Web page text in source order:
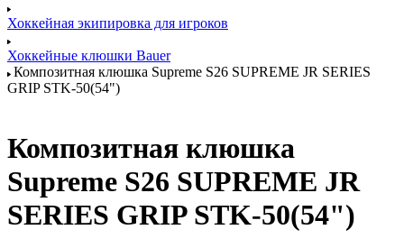
Хоккейная экипировка для игроков
Хоккейные клюшки Bauer
Композитная клюшка Supreme S26 SUPREME JR SERIES
GRIP STK-50(54")
Композитная клюшка
Supreme S26 SUPREME JR
SERIES GRIP STK-50(54")